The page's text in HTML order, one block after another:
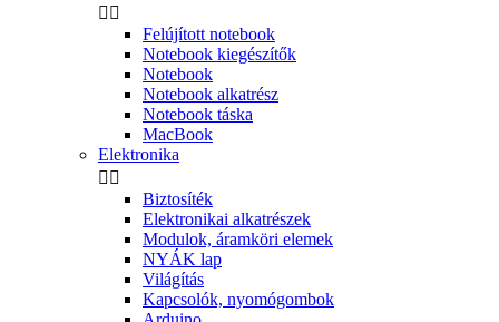
 
Felújított notebook
Notebook kiegészítők
Notebook
Notebook alkatrész
Notebook táska
MacBook
Elektronika
 
Biztosíték
Elektronikai alkatrészek
Modulok, áramköri elemek
NYÁK lap
Világítás
Kapcsolók, nyomógombok